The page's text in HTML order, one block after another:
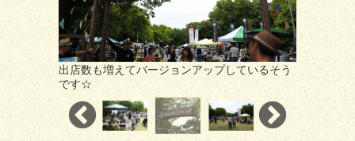
出店数も増えてバージョンアップしているそう
です☆